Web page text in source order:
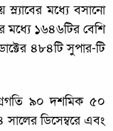
মধ্যে বসানো
মধ্যে ১৬৪৬টির বেশি
৪৮৪টি সুপার-টি
৯০ দশমিক ৫০
ডিসেম্বরে এবং